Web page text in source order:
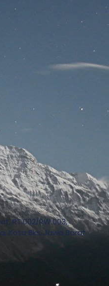
RT.002/RW.003,
Kota Bks, Jawa Barat